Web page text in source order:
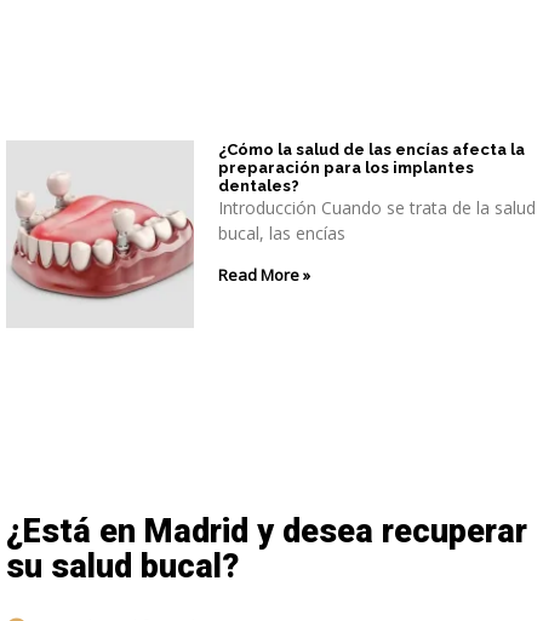
¿Cómo la salud de las encías afecta la
preparación para los implantes
dentales?
Introducción Cuando se trata de la salud
bucal, las encías
Read More »
¿Está en Madrid y desea recuperar
su salud bucal?